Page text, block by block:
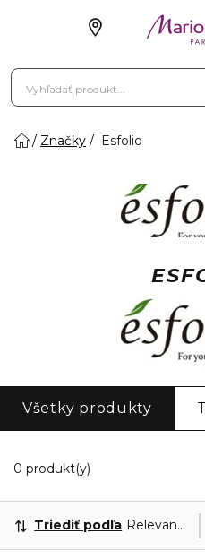
Značky Esfolio
Všetky produkty
0 produkt(y)
Triediť podľa Relevantnosť